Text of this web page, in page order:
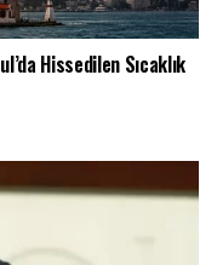
Hissedilen Sıcaklık